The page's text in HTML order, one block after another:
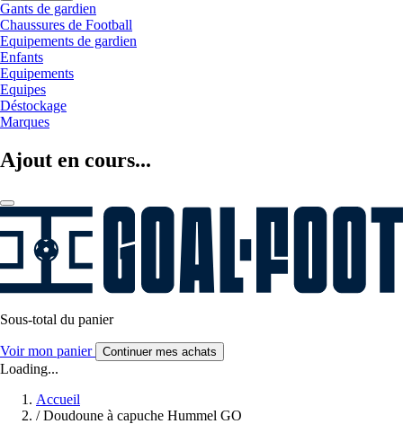
Gants de gardien
Chaussures de Football
Equipements de gardien
Enfants
Equipements
Equipes
Déstockage
Marques
Ajout en cours...
Sous-total du panier
Voir mon panier Continuer mes achats
Loading...
Accueil
/ Doudoune à capuche Hummel GO